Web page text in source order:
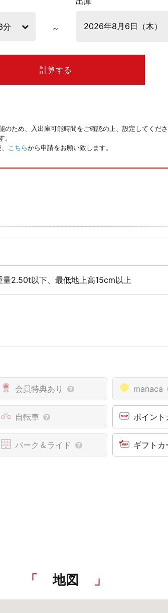
計算する
ため、入出庫可能時間をご確認の上、設定してくだ
こちらから申請をお願い致します。
2.50t以下、最低地上高15cm以上
会員特典あり manaca
自転車 ポイン
パーク＆ライド ギフト
地図